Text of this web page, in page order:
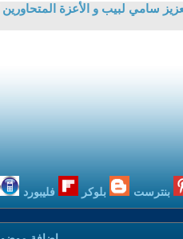
سامي لبيب و الأعزة المتحاورين
بنترست بلوكر فليبورد